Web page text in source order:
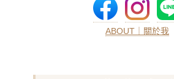
ABOUT｜關於我